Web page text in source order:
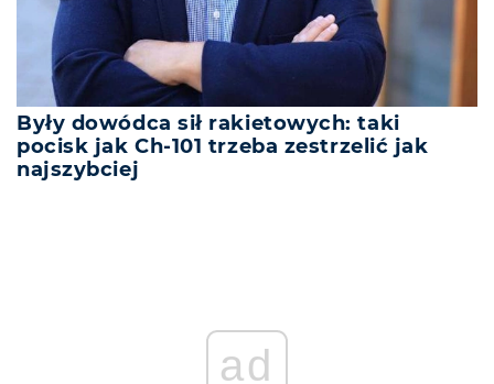
Były dowódca sił rakietowych: taki
pocisk jak Ch-101 trzeba zestrzelić jak
najszybciej
ad